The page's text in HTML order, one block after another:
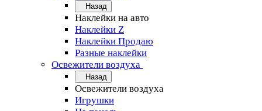
Назад
Наклейки на авто
Наклейки Z
Наклейки Продаю
Разные наклейки
Освежители воздуха
Назад
Освежители воздуха
Игрушки